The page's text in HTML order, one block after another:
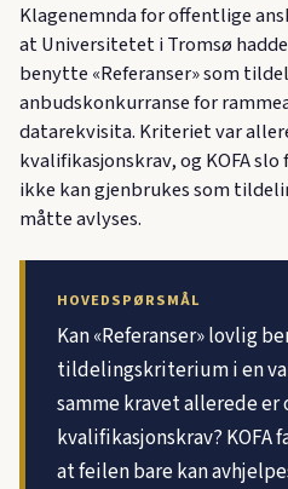
Klagenemnda for offentlige
at Universitetet i Tromsø
benytte «Referanser» som
anbudskonkurranse for
datarekvisita. Kriteriet var
kvalifikasjonskrav, og KOFA
ikke kan gjenbrukes som
måtte avlyses.
HOVEDSPØRSMÅL
Kan «Referanser» lovlig
tildelingskriterium i en
samme kravet allerede
kvalifikasjonskrav? KOFA
at feilen bare kan